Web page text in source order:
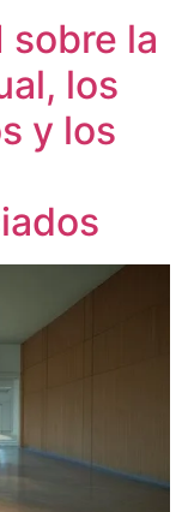
sobre la
los
y los